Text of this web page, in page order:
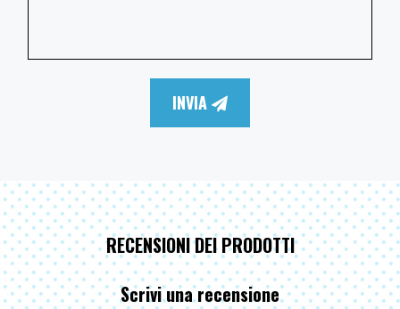
INVIA
RECENSIONI DEI PRODOTTI
Scrivi una recensione